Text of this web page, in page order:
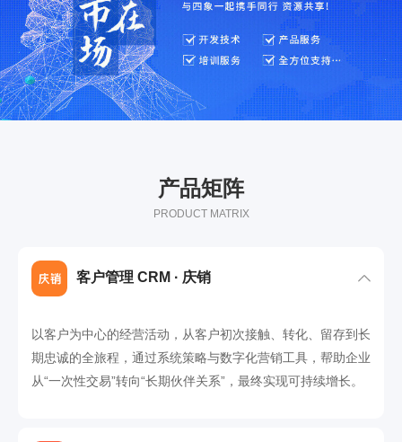
产品矩阵
PRODUCT MATRIX
客户管理 CRM · 庆销
以客户为中心的经营活动，从客户初次接触、转化、留存到长
期忠诚的全旅程，通过系统策略与数字化营销工具，帮助企业
从“一次性交易”转向“长期伙伴关系”，最终实现可持续增长。